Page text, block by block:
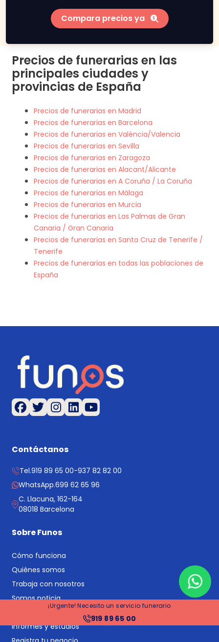
¡Urgente! Necesito un servicio funerario
919 89 65 00
Compara precios ya
Precios de funerarias en las
principales ciudades y
provincias de España
Precios de funerarias en Madrid
Precios de funerarias en Barcelona
Precios de funerarias en València/Valencia
Precios de funerarias en Sevilla
Precios de funerarias en Zaragoza
Precios de funerarias en Alacant/Alicante
Precios de funerarias en A Coruña / La Coruña
Precios de funerarias en Málaga
Precios de funerarias en Murcia
Precios de funerarias en Las Palmas de Gran
Canaria / Gran Canaria
Precios de funerarias en Santa Cruz de Tenerife /
Tenerife
Precios de funerarias en todas las poblaciones de
España
Contáctanos
Tel.919 89 65 00-937 82 82 00
WhatsApp.699 62 65 96
C. Llacuna, 162-164
08018 Barcelona
Sobre Funos
Cómo funciona
Quiénes somos
Trabaja con nosotros
Somos noticia
Informes y estudios